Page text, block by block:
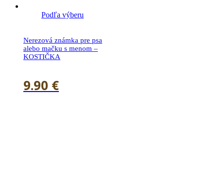
Podľa výberu
Nerezová známka pre psa
alebo mačku s menom –
KOSTIČKA
9.90 €